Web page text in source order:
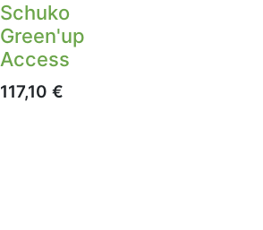
Schuko
Green'up
Access
117,10 €